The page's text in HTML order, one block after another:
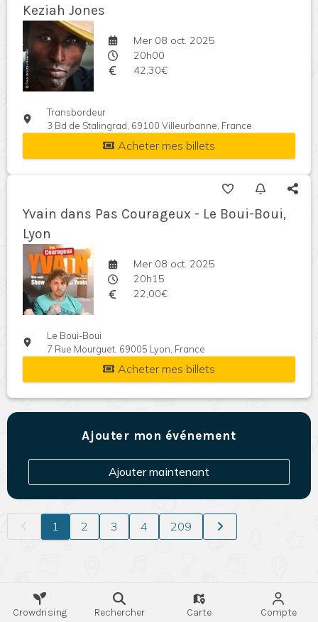
Keziah Jones
Mer 08 oct. 2025
20h00
42,30€
Transbordeur
3 Bd de Stalingrad, 69100 Villeurbanne, France
Acheter mes billets
Yvain dans Pas Courageux - Le Boui-Boui,
Lyon
Mer 08 oct. 2025
20h15
22,00€
Le Boui-Boui
7 Rue Mourguet, 69005 Lyon, France
Acheter mes billets
Ajouter mon événement
Ajouter maintenant
1 2 3 4 209
Crowdrising Rechercher Carte Compte